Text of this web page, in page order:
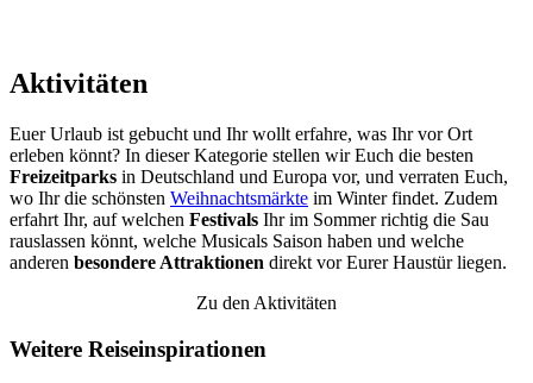
Aktivitäten
Euer Urlaub ist gebucht und Ihr wollt erfahre, was Ihr vor Ort
erleben könnt? In dieser Kategorie stellen wir Euch die besten
Freizeitparks in Deutschland und Europa vor, und verraten Euch,
wo Ihr die schönsten Weihnachtsmärkte im Winter findet. Zudem
erfahrt Ihr, auf welchen Festivals Ihr im Sommer richtig die Sau
rauslassen könnt, welche Musicals Saison haben und welche
anderen besondere Attraktionen direkt vor Eurer Haustür liegen.
Zu den Aktivitäten
Weitere Reiseinspirationen